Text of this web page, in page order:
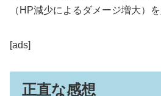
（HP減少によるダメージ増大）
[ads]
正直な感想